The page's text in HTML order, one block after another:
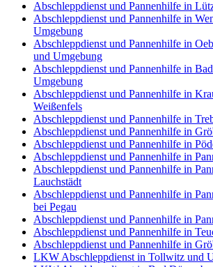
Abschleppdienst und Pannenhilfe in
Abschleppdienst und Pannenhilfe in
Umgebung
Abschleppdienst und Pannenhilfe in
und Umgebung
Abschleppdienst und Pannenhilfe in
Umgebung
Abschleppdienst und Pannenhilfe in
Weißenfels
Abschleppdienst und Pannenhilfe in
Abschleppdienst und Pannenhilfe in
Abschleppdienst und Pannenhilfe in
Abschleppdienst und Pannenhilfe in
Abschleppdienst und Pannenhilfe in
Lauchstädt
Abschleppdienst und Pannenhilfe in
bei Pegau
Abschleppdienst und Pannenhilfe in
Abschleppdienst und Pannenhilfe in
Abschleppdienst und Pannenhilfe in
LKW Abschleppdienst in Tollwitz und